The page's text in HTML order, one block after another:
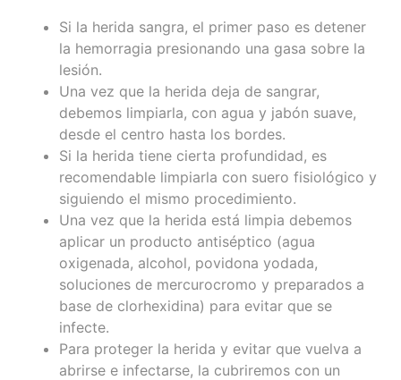
Si la herida sangra, el primer paso es detener
la hemorragia presionando una gasa sobre la
lesión.
Una vez que la herida deja de sangrar,
debemos limpiarla, con agua y jabón suave,
desde el centro hasta los bordes.
Si la herida tiene cierta profundidad, es
recomendable limpiarla con suero fisiológico y
siguiendo el mismo procedimiento.
Una vez que la herida está limpia debemos
aplicar un producto antiséptico (agua
oxigenada, alcohol, povidona yodada,
soluciones de mercurocromo y preparados a
base de clorhexidina) para evitar que se
infecte.
Para proteger la herida y evitar que vuelva a
abrirse e infectarse, la cubriremos con un